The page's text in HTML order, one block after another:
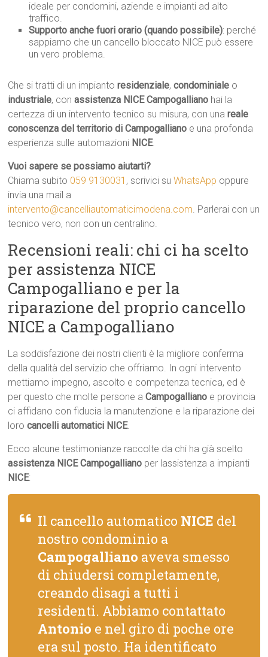
ideale per condomini, aziende e impianti ad alto
traffico.
Supporto anche fuori orario (quando possibile): perché
sappiamo che un cancello bloccato NICE può essere
un vero problema.
Che si tratti di un impiantoresidenziale,condominiale o
industriale, conassistenza NICE Campogalliano hai la
certezza di un intervento tecnico su misura, con unareale
conoscenza del territorio di Campogalliano e una profonda
esperienza sulle automazioni NICE.
Vuoi sapere se possiamo aiutarti?
Chiama subito 059 9130031 , scrivici suWhatsApp oppure
invia una mail a
intervento@cancelliautomaticimodena.com. Parlerai con un
tecnico vero, non con un centralino.
Recensioni reali: chi ci ha scelto
per assistenza NICE
Campogalliano e per la
riparazione del proprio cancello
NICE a Campogalliano
La soddisfazione dei nostri clienti è la migliore conferma
della qualità del servizio che offriamo. In ogni intervento
mettiamo impegno, ascolto e competenza tecnica, ed è
per questo che molte persone aCampogalliano e provincia
ci affidano con fiducia la manutenzione e la riparazione dei
lorocancelli automatici NICE.
Ecco alcune testimonianze raccolte da chi ha già scelto
assistenza NICE Campogalliano per lassistenza a impianti
NICE:
Il cancello automatico NICE del
nostro condominio a
Campogalliano aveva smesso
di chiudersi completamente,
creando disagi a tutti i
residenti. Abbiamo contattato
Antonio e nel giro di poche ore
era sul posto. Ha identificato